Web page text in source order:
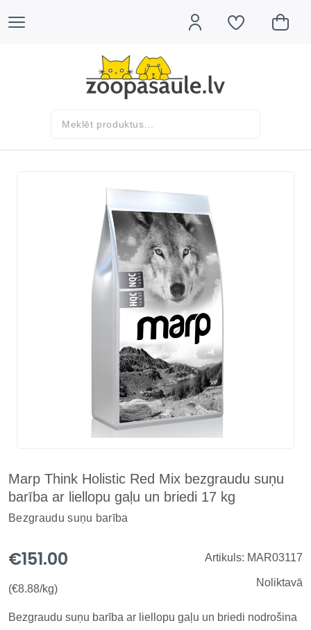
Marp Think Holistic Red Mix bezgraudu suņu
barība ar liellopu gaļu un briedi 17 kg
Bezgraudu suņu barība
€151.00
(€8.88/kg)
Artikuls: MAR03117
Noliktavā
Bezgraudu suņu barība ar liellopu gaļu un briedi nodrošina